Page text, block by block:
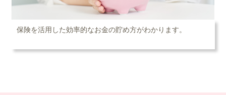
保険を活用した効率的なお金の貯め方がわかります。